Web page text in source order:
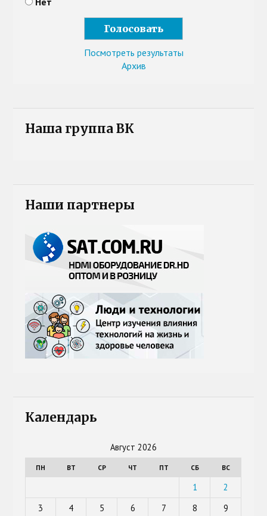
Посмотреть результаты
Архив
Наша группа ВК
Наши партнеры
Календарь
Август 2026
ПН ВТ СР ЧТ ПТ СБ ВС
1
2
3
4 5 6 7 8
9